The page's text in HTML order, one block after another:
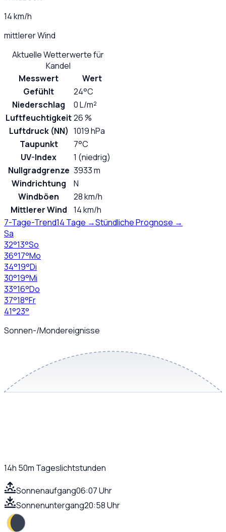
14 km/h
mittlerer Wind
Aktuelle Wetterwerte für
Kandel
Messwert
Wert
Gefühlt
24°C
Niederschlag
0 L/m²
Luftfeuchtigkeit26 %
Luftdruck (NN) 1019 hPa
Taupunkt
7°C
UV-Index
1 (niedrig)
Nullgradgrenze 3933 m
Windrichtung
N
Windböen
28 km/h
Mittlerer Wind
14 km/h
7-Tage-Trend14 Tage →Stündliche Prognose →
Sa
32°13°So
36°17°Mo
34°19°Di
30°19°Mi
33°16°Do
37°18°Fr
41°23°
Sonnen-/Mondereignisse
14h 50m Tageslichtstunden
Sonnenaufgang06:07 Uhr
Sonnenuntergang20:58 Uhr